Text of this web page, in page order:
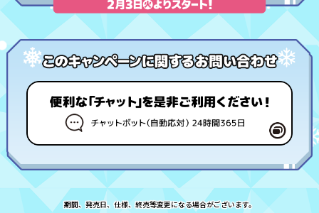
期間、発売日、仕様、終売等変更になる場合がございます。